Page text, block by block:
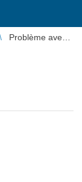
Problème avec